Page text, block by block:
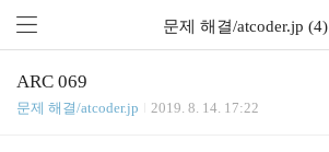
문제 해결/atcoder.jp (4)
ARC 069
문제 해결/atcoder.jp 2019. 8. 14. 17:22